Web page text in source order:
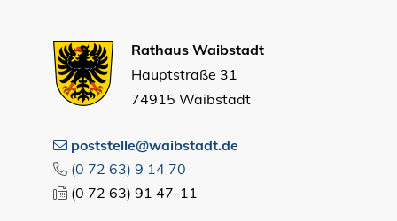
Rathaus Waibstadt
Hauptstraße 31
74915 Waibstadt
poststelle@waibstadt.de
(0 72 63) 9 14 70
(0 72 63) 91 47-11